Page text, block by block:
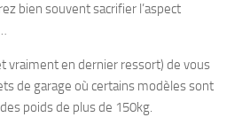
bien souvent sacrifier l’aspect
vraiment en dernier ressort) de vous
de garage où certains modèles sont
poids de plus de 150kg.